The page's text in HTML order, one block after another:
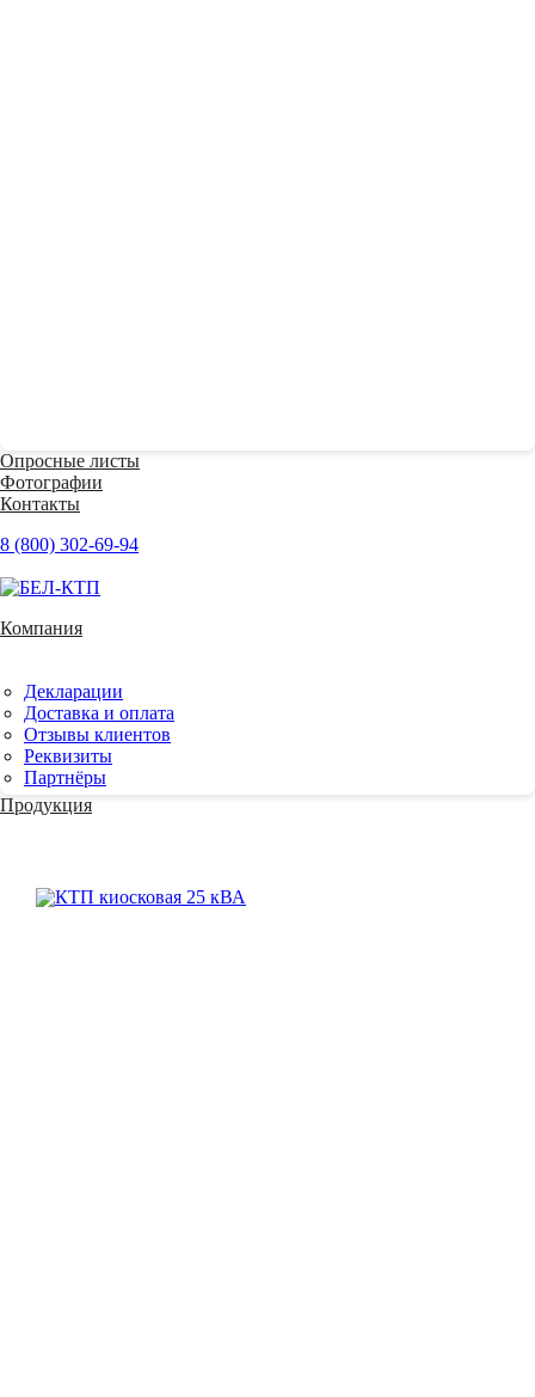
Опросные листы
Фотографии
Контакты
8 (800) 302-69-94
Компания
Декларации
Доставка и оплата
Отзывы клиентов
Реквизиты
Партнёры
Продукция